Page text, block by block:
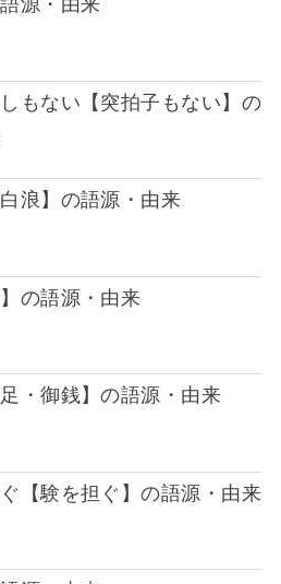
もない【突拍子もない】の
浪】の語源・由来
の語源・由来
・御銭】の語源・由来
【験を担ぐ】の語源・由来